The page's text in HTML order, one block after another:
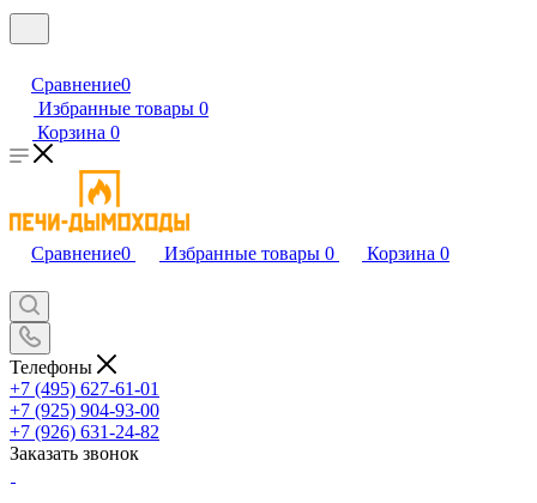
Сравнение0
Избранные товары 0
Корзина 0
Сравнение0 Избранные товары 0 Корзина 0
Телефоны
+7 (495) 627-61-01
+7 (925) 904-93-00
+7 (926) 631-24-82
Заказать звонок